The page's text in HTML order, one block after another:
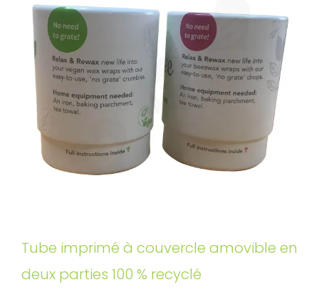
Tube imprimé à couvercle amovible en
deux parties 100 % recyclé